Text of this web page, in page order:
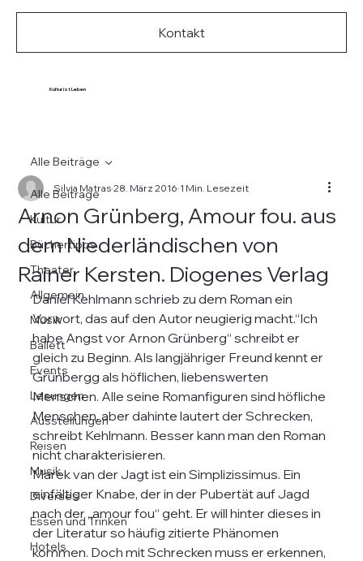
Kultur ist Leben
Kontakt
Alle Beiträge
Kultur
Büchertipps
Theater
Allgemein
Musik
Ballett
Events
Lesungen
Ausstellungen
Reisen
Musik
Diverses
Essen und Trinken
Hotels
Alle Beiträge
Arnon Grünberg, Amour fou. aus
dem Niederländischen von
Rainer Kersten. Diogenes Verlag
Silvia Matras 28. März 2016 1 Min. Lesezeit
Daniel Kehlmann schrieb zu dem Roman ein
Vorwort, das auf den Autor neugierig macht.“Ich
habe Angst vor Arnon Grünberg“ schreibt er
gleich zu Beginn. Als langjähriger Freund kennt er
Grünbergg als höflichen, liebenswerten
Menschen. Alle seine Romanfiguren sind höfliche
Menschen, aber dahinte lautert der Schrecken,
schreibt Kehlmann. Besser kann man den Roman
nicht charakterisieren.
Marek van der Jagt ist ein Simplizissimus. Ein
einfältiger Knabe, der in der Pubertät auf Jagd
nach der „amour fou“ geht. Er will hinter dieses in
der Literatur so häufig zitierte Phänomen
kommen. Doch mit Schrecken muss er erkennen,